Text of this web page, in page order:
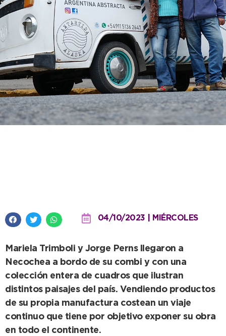
04/10/2023 | MIÉRCOLES
Mariela Trimboli y Jorge Perns llegaron a
Necochea a bordo de su combi y con una
colección entera de cuadros que ilustran
distintos paisajes del país. Vendiendo productos
de su propia manufactura costean un viaje
continuo que tiene por objetivo exponer su obra
en todo el continente.